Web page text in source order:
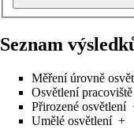
Seznam
Měření úrovně
Osvětlení pracoviště
Přirozené osvětlení
Umělé osvětlení +